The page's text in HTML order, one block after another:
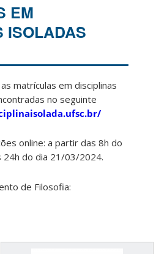
EM
ISOLADAS
matrículas em disciplinas
no seguinte
online: a partir das 8h do
do dia 21/03/2024.
de Filosofia: